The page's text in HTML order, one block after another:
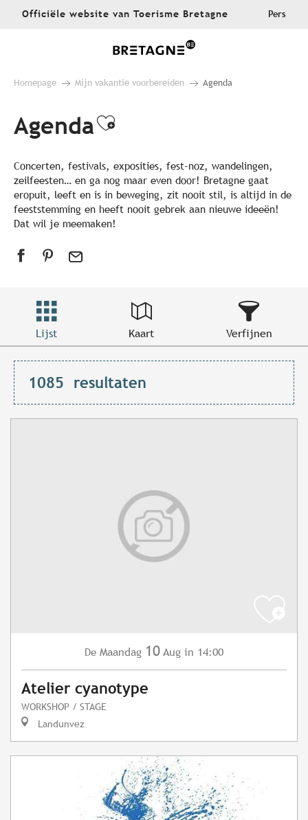
AllerOfficiële website van Toerisme Bretagne Pers
Homepage Mijn vakantie voorbereiden Agenda
AgendaAjouter aux favoris
Concerten, festivals, exposities, fest-noz, wandelingen,
zeilfeesten… en ga nog maar even door! Bretagne gaat
eropuit, leeft en is in beweging, zit nooit stil, is altijd in de
feeststemming en heeft nooit gebrek aan nieuwe ideeën!
Dat wil je meemaken!
Lijst Kaart Verfijnen
1085 resultaten
De Maandag 10 Aug in 14:00
Atelier cyanotype
WORKSHOP / STAGE
Landunvez